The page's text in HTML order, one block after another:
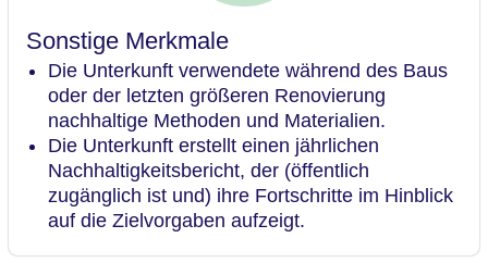
Sonstige Merkmale
Die Unterkunft verwendete während des Baus
oder der letzten größeren Renovierung
nachhaltige Methoden und Materialien.
Die Unterkunft erstellt einen jährlichen
Nachhaltigkeitsbericht, der (öffentlich
zugänglich ist und) ihre Fortschritte im Hinblick
auf die Zielvorgaben aufzeigt.